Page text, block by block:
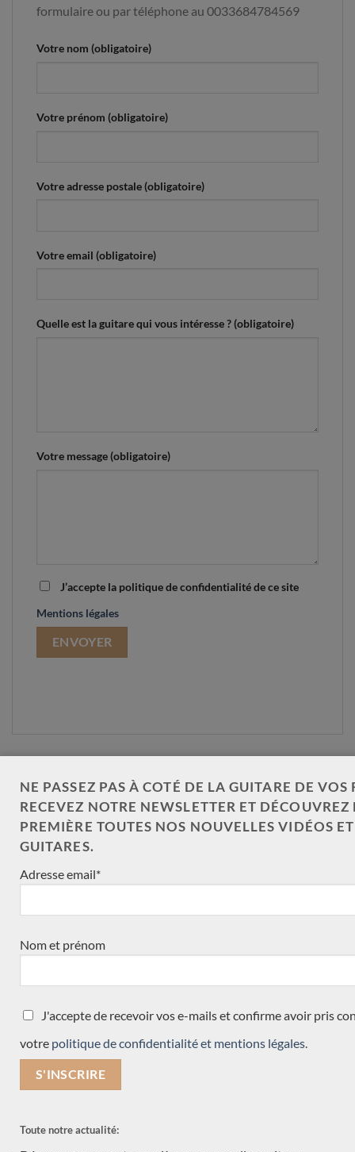
formulaire ou par téléphone au 0033684784569
Votre nom (obligatoire)
Votre prénom (obligatoire)
Votre adresse postale (obligatoire)
Votre email (obligatoire)
Quelle est la guitare qui vous intéresse ? (obligatoire)
Votre message (obligatoire)
J’accepte la politique de confidentialité de ce site
Mentions légales
NOS CATÉGORIES DE GUITARE
Traditionnelle
Toutes les guitares
Précédemment vendue (570)
Acoustique
Occasions
NE PASSEZ PAS À COTÉ DE LA GUITARE DE VOS
RECEVEZ NOTRE NEWSLETTER ET
PREMIÈRE TOUTES NOS NOUVELLES VIDÉOS
GUITARES.
Adresse email*
Nom et prénom
J'accepte de recevoir vos e-mails et confirme avoir pris
votre politique de confidentialité et mentions légales.
Toute notre actualité: